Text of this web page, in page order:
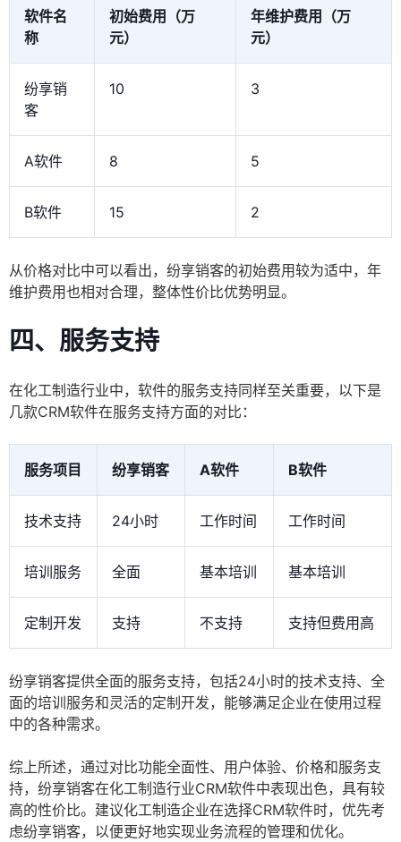
软件名
称
初始费用（万
元）
年维护费用（万
元）
纷享销
客
10 3
A软件 8 5
B软件 15 2
从价格对比中可以看出，纷享销客的初始费用较为适中，年
维护费用也相对合理，整体性价比优势明显。
四、服务支持
在化工制造行业中，软件的服务支持同样至关重要，以下是
几款CRM软件在服务支持方面的对比：
服务项目 纷享销客 A软件 B软件
技术支持 24小时 工作时间 工作时间
培训服务 全面 基本培训 基本培训
定制开发 支持 不支持 支持但费用高
纷享销客提供全面的服务支持，包括24小时的技术支持、全
面的培训服务和灵活的定制开发，能够满足企业在使用过程
中的各种需求。
综上所述，通过对比功能全面性、用户体验、价格和服务支
持，纷享销客在化工制造行业CRM软件中表现出色，具有较
高的性价比。建议化工制造企业在选择CRM软件时，优先考
虑纷享销客，以便更好地实现业务流程的管理和优化。